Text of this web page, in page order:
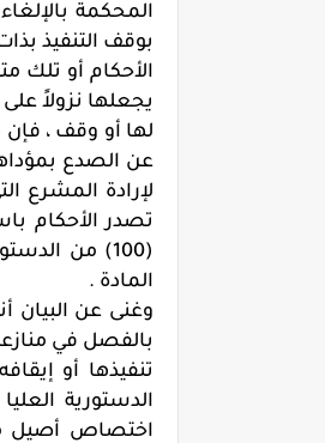
المحكمة
بوقف التنفيذ
الأحكام أو تلك
يجعلها نزولاً
لها أو وقف ،
عن الصدع
(100) من
المادة .
وغنى عن البيان
بالفصل في
تنفيذها أو
اختصاص أصيل